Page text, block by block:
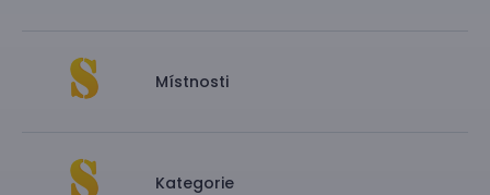
Místnosti
Kategorie